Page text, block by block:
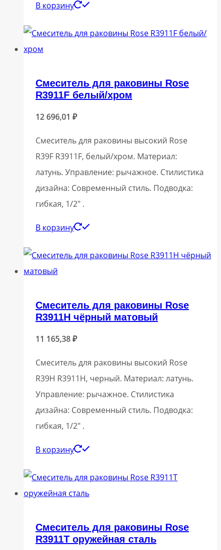
В корзину
Смеситель для раковины Rose
R3911F белый/хром
12 696,01 ₽
Смеситель для раковины высокий Rose
R39F R3911F, белый/хром. Материал:
латунь. Управление: рычажное. Стилистика
дизайна: Современный стиль. Подводка:
гибкая, 1/2″ .
В корзину
Смеситель для раковины Rose
R3911H чёрный матовый
11 165,38₽
Смеситель для раковины высокий Rose
R39H R3911H, черный. Материал: латунь.
Управление: рычажное. Стилистика
дизайна: Современный стиль. Подводка:
гибкая, 1/2″ .
В корзину
Смеситель для раковины Rose
R3911T оружейная сталь